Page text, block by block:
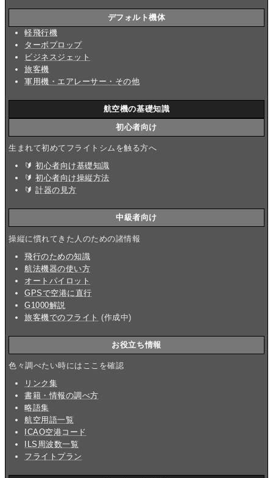
デフォルト機体
軽飛行機
ターボプロップ
ビジネスジェット
旅客機
軍用機・エアレーサー・その他
航空機の基礎知識
初心者向け
生まれて初めてフライトシムを触る方へ
🔰初心者向け基礎知識
🔰初心者向け操縦方法
🔰計器の見方
中級者向け
操縦に慣れてきた人のための諸情報
飛行のための知識
航法機器の使い方
オートパイロット
GPSで空港に直行
G1000解説
旅客機でのフライト (作成中)
お役立ち情報
色々調べたい時にはここを確認
リンク集
書籍・情報の調べ方
略語集
航空用語一覧
ICAO空港コード
ILS周波数一覧
フライトプラン